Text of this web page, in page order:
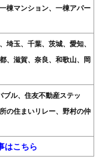
棟マンション、一棟アパー
埼玉、千葉、茨城、愛知、
、滋賀、奈良、和歌山、岡
ブル、住友不動産ステッ
の住まいリレー、野村の仲
はこちら